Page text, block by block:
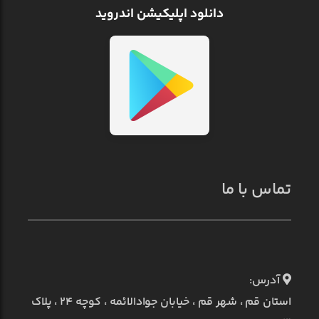
دانلود اپلیکیشن اندروید
تماس با ما
آدرس:
استان قم ، شهر قم ، خیابان جوادالائمه ، کوچه ۲۴ ، پلاک